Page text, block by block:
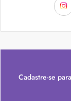
Cadastre-se